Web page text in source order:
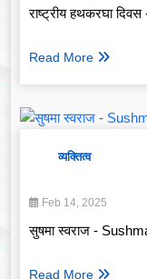
राष्ट्रीय हथकरघा
Read More
व्यक्तित्व
Feb 14, 2025
सुषमा स्वराज -
Read More